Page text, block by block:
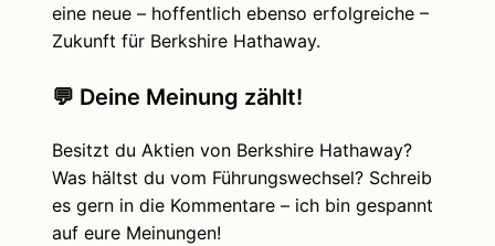
eine neue – hoffentlich ebenso erfolgreiche –
Zukunft für Berkshire Hathaway.
💬 Deine Meinung zählt!
Besitzt du Aktien von Berkshire Hathaway?
Was hältst du vom Führungswechsel? Schreib
es gern in die Kommentare – ich bin gespannt
auf eure Meinungen!